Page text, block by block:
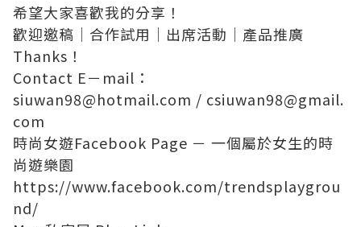
希望大家喜歡我的分享！
歡迎邀稿│合作試用│出席活動│產品推廣
Thanks！
Contact E－mail：
siuwan98@hotmail.com / csiuwan98@gmail.
com
時尚女遊Facebook Page － 一個屬於女生的時
尚遊樂園
https://www.facebook.com/trendsplaygrou
nd/